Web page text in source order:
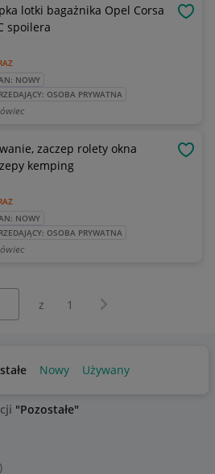
lotki bagażnika Opel Corsa
spoilera
NOWY
OSOBA PRYWATNA
zaczep rolety okna
kemping
NOWY
OSOBA PRYWATNA
z 1 Następna strona
Nowy Używany
"Pozostałe"